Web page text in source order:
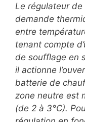
Le régulateur
demande
entre
tenant compte
de soufflage en
il actionne
batterie de
zone neutre est
(de 2 à 3°C).